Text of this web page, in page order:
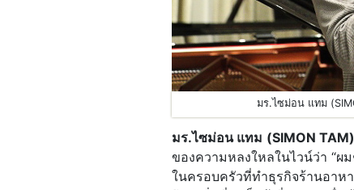
มร.ไซม่อน แทม
มร.ไซม่อน แทม (SIMON
ของความหลงใหลในไวน์ว่า “ผ
ในครอบครัวที่ทำธุรกิจร้านอาห